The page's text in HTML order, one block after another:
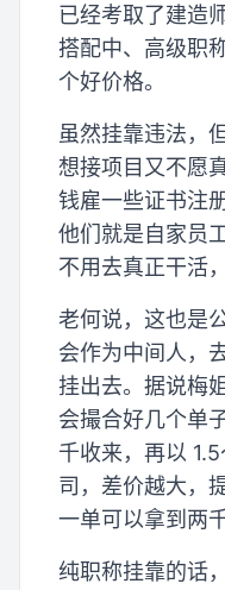
已经考取了建造
搭配中、高级职
个好价格。
虽然挂靠违法，
想接项目又不愿
钱雇一些证书注
他们就是自家员
不用去真正干活
老何说，这也是
会作为中间人，
挂出去。据说梅
会撮合好几个单
千收来，再以
司，差价越大，
一单可以拿到两
纯职称挂靠的话